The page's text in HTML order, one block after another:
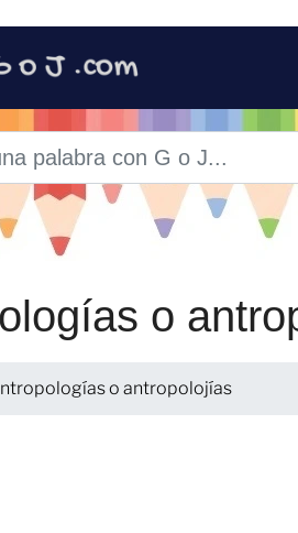
o
o antropolojías